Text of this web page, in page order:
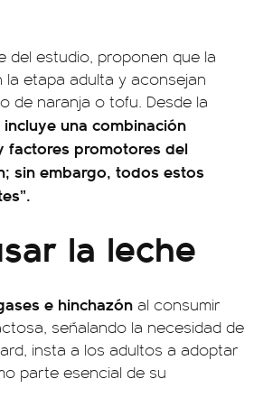
del estudio, proponen que la
etapa adulta y aconsejan
de naranja o tofu. Desde la
incluye una combinación
factores promotores del
sin embargo, todos estos
la leche
e hinchazón al consumir
señalando la necesidad de
insta a los adultos a adoptar
parte esencial de su